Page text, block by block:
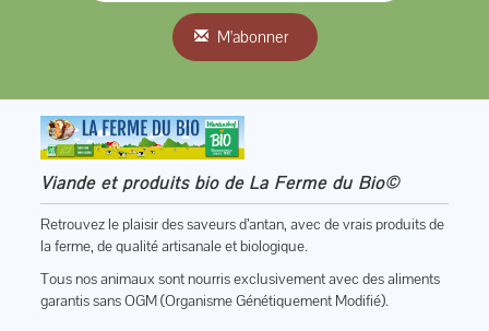
M'abonner
Viande et produits bio de La Ferme du Bio©
Retrouvez le plaisir des saveurs d’antan, avec de vrais produits de
la ferme, de qualité artisanale et biologique.
Tous nos animaux sont nourris exclusivement avec des aliments
garantis sans OGM (Organisme Génétiquement Modifié).